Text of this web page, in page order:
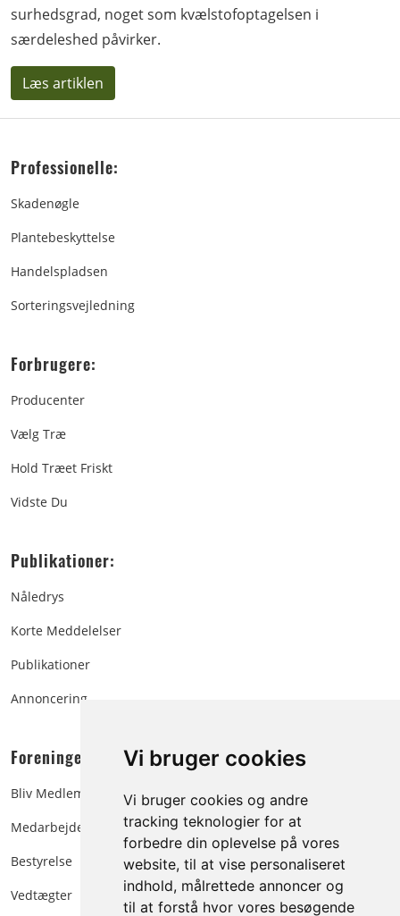
Vi bruger cookies
Vi bruger cookies og andre
tracking teknologier for at
forbedre din oplevelse på vores
website, til at vise personaliseret
indhold, målrettede annoncer og
til at forstå hvor vores besøgende
surhedsgrad, noget som kvælstofoptagelsen i
særdeleshed påvirker.
Læs artiklen
Professionelle:
Skadenøgle
Plantebeskyttelse
Handelspladsen
Sorteringsvejledning
Forbrugere:
Producenter
Vælg Træ
Hold Træet Friskt
Vidste Du
Publikationer:
Nåledrys
Korte Meddelelser
Publikationer
Annoncering
Foreningen:
Bliv Medlem
Medarbejdere
Bestyrelse
Vedtægter